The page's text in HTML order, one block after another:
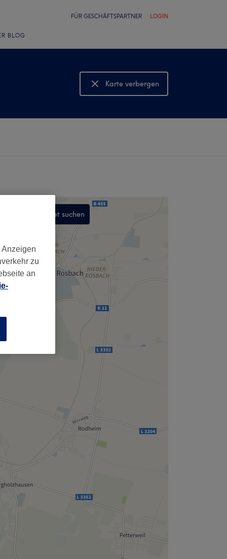
FÜR GESCHÄFTSPARTNER LOGIN
BLOG
Karte verbergen
Karte anzeigen
In diesem Gebiet suchen
zu
an